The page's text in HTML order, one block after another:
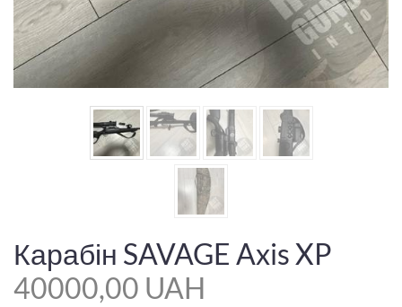
Карабін SAVAGE Axis XP
40000,00 UAH